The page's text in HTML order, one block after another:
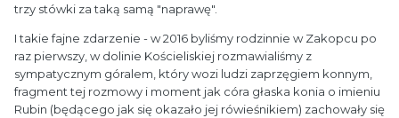
trzy stówki za taką samą "naprawę".
I takie fajne zdarzenie - w 2016 byliśmy rodzinnie w Zakopcu po
raz pierwszy, w dolinie Kościeliskiej rozmawialiśmy z
sympatycznym góralem, który wozi ludzi zaprzęgiem konnym,
fragment tej rozmowy i moment jak córa głaska konia o imieniu
Rubin (będącego jak się okazało jej rówieśnikiem) zachowały się